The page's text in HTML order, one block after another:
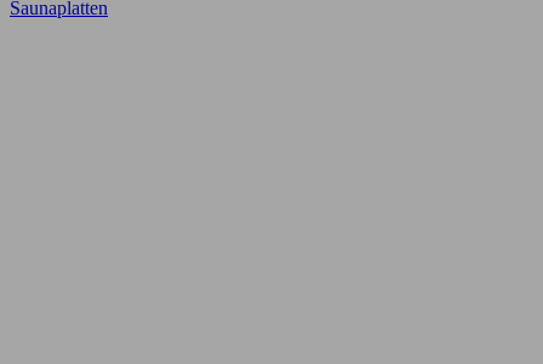
Saunaplatten